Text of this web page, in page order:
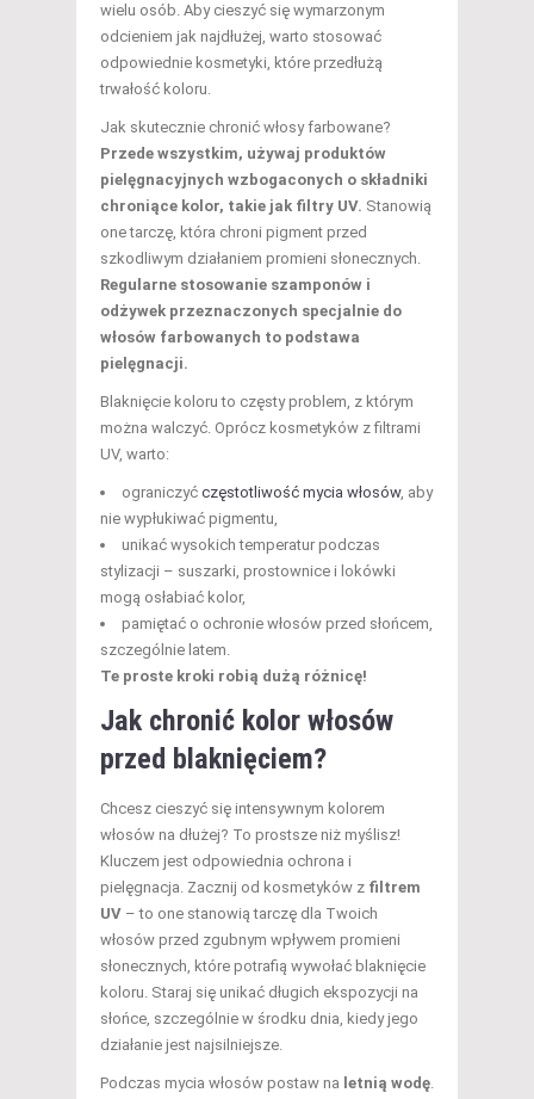
wielu osób. Aby cieszyć się wymarzonym
odcieniem jak najdłużej, warto stosować
odpowiednie kosmetyki, które przedłużą
trwałość koloru.
Jak skutecznie chronić włosy farbowane?
Przede wszystkim, używaj produktów
pielęgnacyjnych wzbogaconych o składniki
chroniące kolor, takie jak filtry UV. Stanowią
one tarczę, która chroni pigment przed
szkodliwym działaniem promieni słonecznych.
Regularne stosowanie szamponów i
odżywek przeznaczonych specjalnie do
włosów farbowanych to podstawa
pielęgnacji.
Blaknięcie koloru to częsty problem, z którym
można walczyć. Oprócz kosmetyków z filtrami
UV, warto:
ograniczyć częstotliwość mycia włosów, aby
nie wypłukiwać pigmentu,
unikać wysokich temperatur podczas
stylizacji – suszarki, prostownice i lokówki
mogą osłabiać kolor,
pamiętać o ochronie włosów przed słońcem,
szczególnie latem.
Te proste kroki robią dużą różnicę!
Jak chronić kolor włosów
przed blaknięciem?
Chcesz cieszyć się intensywnym kolorem
włosów na dłużej? To prostsze niż myślisz!
Kluczem jest odpowiednia ochrona i
pielęgnacja. Zacznij od kosmetyków z filtrem
UV – to one stanowią tarczę dla Twoich
włosów przed zgubnym wpływem promieni
słonecznych, które potrafią wywołać blaknięcie
koloru. Staraj się unikać długich ekspozycji na
słońce, szczególnie w środku dnia, kiedy jego
działanie jest najsilniejsze.
Podczas mycia włosów postaw na letnią wodę.